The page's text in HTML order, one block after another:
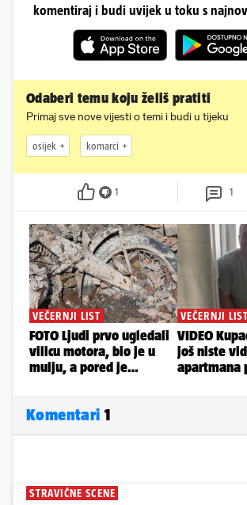
komentiraj i budi uvijek u toku s
Odaberi temu koju želiš pratiti
Primaj sve nove vijesti o temi i budi u tijeku
osijek komarci
1 1
Komentari 1
STRAVIČNE SCENE